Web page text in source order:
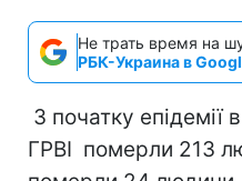
Не трать время на
РБК-Украина в
З початку епідемії
ГРВІ померли 213